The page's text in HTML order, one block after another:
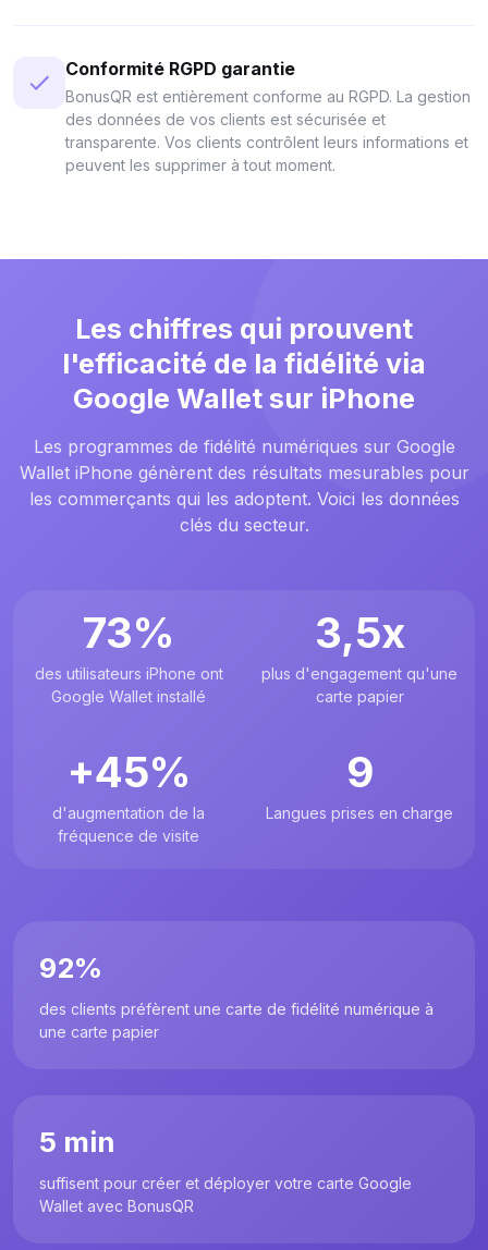
Conformité RGPD garantie
BonusQR est entièrement conforme au RGPD. La gestion
des données de vos clients est sécurisée et
transparente. Vos clients contrôlent leurs informations et
peuvent les supprimer à tout moment.
Les chiffres qui prouvent
l'efficacité de la fidélité via
Google Wallet sur iPhone
Les programmes de fidélité numériques sur Google
Wallet iPhone génèrent des résultats mesurables pour
les commerçants qui les adoptent. Voici les données
clés du secteur.
73%
des utilisateurs iPhone ont
Google Wallet installé
3,5x
plus d'engagement qu'une
carte papier
+45%
d'augmentation de la
fréquence de visite
9
Langues prises en charge
92%
des clients préfèrent une carte de fidélité numérique à
une carte papier
5 min
suffisent pour créer et déployer votre carte Google
Wallet avec BonusQR